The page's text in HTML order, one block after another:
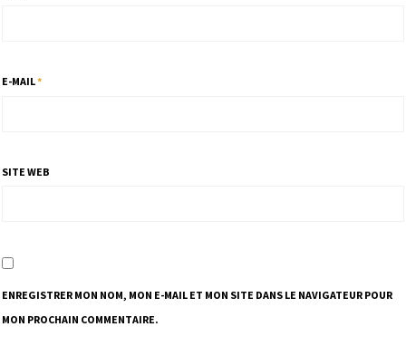
E-MAIL*
SITE WEB
ENREGISTRER MON NOM, MON E-MAIL ET MON SITE DANS LE NAVIGATEUR POUR
MON PROCHAIN COMMENTAIRE.